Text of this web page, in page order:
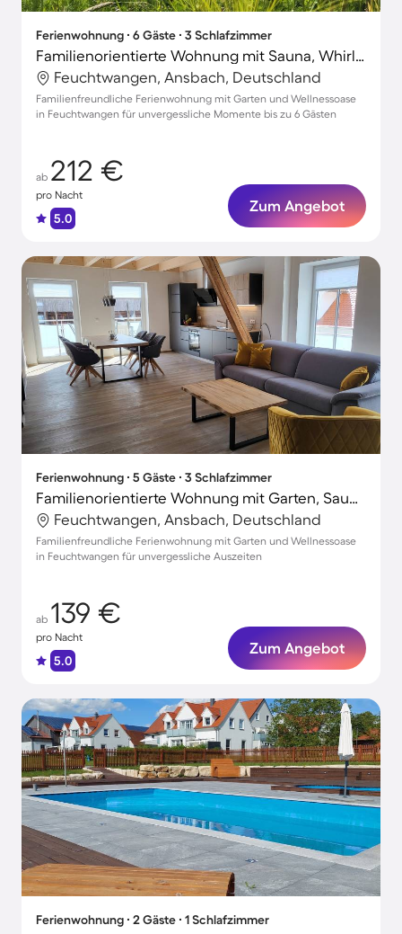
Ferienwohnung ∙ 6 Gäste ∙ 3 Schlafzimmer
Familienorientierte Wohnung mit Sauna, Whirlpool und Terrasse
Feuchtwangen, Ansbach, Deutschland
Familienfreundliche Ferienwohnung mit Garten und Wellnessoase
in Feuchtwangen für unvergessliche Momente bis zu 6 Gästen
ab 212 €
pro Nacht
5.0
Zum Angebot
Ferienwohnung ∙ 5 Gäste ∙ 3 Schlafzimmer
Familienorientierte Wohnung mit Garten, Sauna und Terrasse
Feuchtwangen, Ansbach, Deutschland
Familienfreundliche Ferienwohnung mit Garten und Wellnessoase
in Feuchtwangen für unvergessliche Auszeiten
ab 139 €
pro Nacht
5.0
Zum Angebot
Ferienwohnung ∙ 2 Gäste ∙ 1 Schlafzimmer